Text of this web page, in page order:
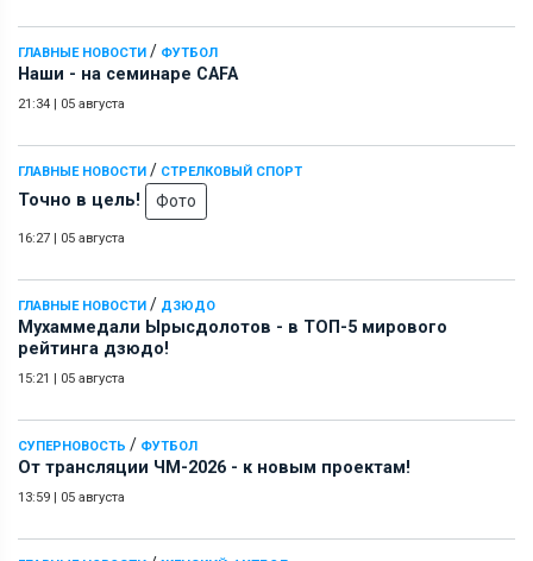
ГЛАВНЫЕ НОВОСТИ / ФУТБОЛ
Наши - на семинаре СAFA
21:34 05 августа
ГЛАВНЫЕ НОВОСТИ / СТРЕЛКОВЫЙ СПОРТ
Точно в цель! Фото
16:27 05 августа
ГЛАВНЫЕ НОВОСТИ / ДЗЮДО
Мухаммедали Ырысдолотов - в ТОП-5 мирового
рейтинга дзюдо!
15:21 05 августа
СУПЕРНОВОСТЬ / ФУТБОЛ
От трансляции ЧМ-2026 - к новым проектам!
13:59 05 августа